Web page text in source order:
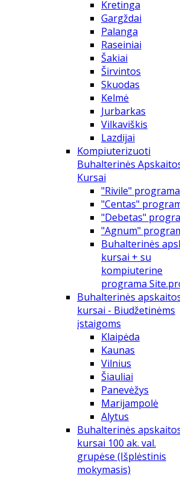
Kretinga
Gargždai
Palanga
Raseiniai
Šakiai
Širvintos
Skuodas
Kelmė
Jurbarkas
Vilkaviškis
Lazdijai
Kompiuterizuoti
Buhalterinės
Kursai
"Rivile" programa
"Centas"
"Debetas"
"Agnum"
Buhalterinės
kursai + su
kompiuterine
programa
Buhalterinės
kursai - Biudžetinėms
įstaigoms
Klaipėda
Kaunas
Vilnius
Šiauliai
Panevėžys
Marijampolė
Alytus
Buhalterinės
kursai 100 ak. val.
grupėse (Išplėstinis
mokymasis)